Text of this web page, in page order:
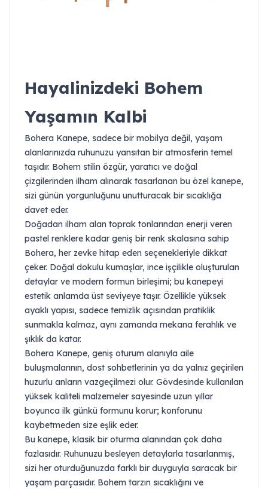
Hayalinizdeki Bohem
Yaşamın Kalbi
Bohera Kanepe, sadece bir mobilya değil, yaşam
alanlarınızda ruhunuzu yansıtan bir atmosferin temel
taşıdır. Bohem stilin özgür, yaratıcı ve doğal
çizgilerinden ilham alınarak tasarlanan bu özel kanepe,
sizi günün yorgunluğunu unutturacak bir sıcaklığa
davet eder.
Doğadan ilham alan toprak tonlarından enerji veren
pastel renklere kadar geniş bir renk skalasına sahip
Bohera, her zevke hitap eden seçenekleriyle dikkat
çeker. Doğal dokulu kumaşlar, ince işçilikle oluşturulan
detaylar ve modern formun birleşimi; bu kanepeyi
estetik anlamda üst seviyeye taşır. Özellikle yüksek
ayaklı yapısı, sadece temizlik açısından pratiklik
sunmakla kalmaz, aynı zamanda mekana ferahlık ve
şıklık da katar.
Bohera Kanepe, geniş oturum alanıyla aile
buluşmalarının, dost sohbetlerinin ya da yalnız geçirilen
huzurlu anların vazgeçilmezi olur. Gövdesinde kullanılan
yüksek kaliteli malzemeler sayesinde uzun yıllar
boyunca ilk günkü formunu korur; konforunu
kaybetmeden size eşlik eder.
Bu kanepe, klasik bir oturma alanından çok daha
fazlasıdır. Ruhunuzu besleyen detaylarla tasarlanmış,
sizi her oturduğunuzda farklı bir duyguyla saracak bir
yaşam parçasıdır. Bohem tarzın sıcaklığını ve